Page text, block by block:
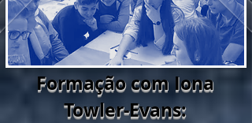
Formação com Iona
Towler-Evans: